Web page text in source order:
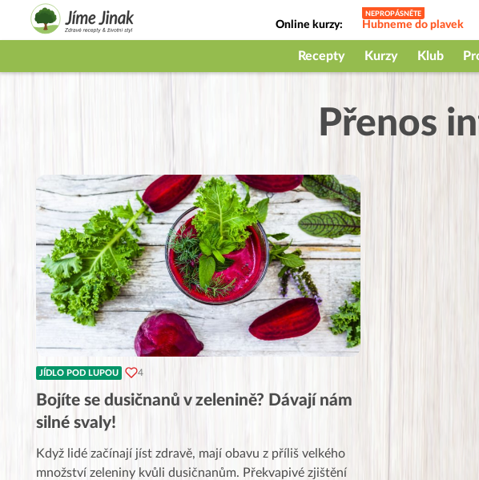
Online kurzy: Hubneme do plavek
Jak na babičky
Recepty Kurzy Klub
Přenos
JÍDLO POD LUPOU 4
Bojíte se dusičnanů v zelenině? Dávají nám
silné svaly!
Když lidé začínají jíst zdravě, mají obavu z příliš velkého
množství zeleniny kvůli dusičnanům. Překvapivé zjištění